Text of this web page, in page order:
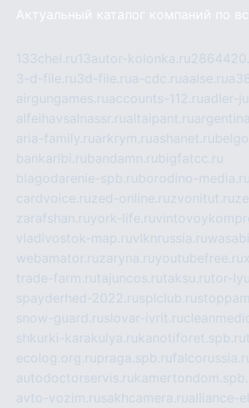
Актуальный каталог компаний по
133chel.ru13autor-kolonka.ru
3-d-file.ru3d-file.rua-cdc.ruaalse.ru
airgungames.ruaccounts-112.ruadler-
alfeihavsalnassr.rualtaipant.ru
aria-family.ruarkrym.ruashanet.ru
bankaribi.rubandamn.rubigfatcc.ru
blagodarenie-spb.ruborodino-media.ru
cardvoice.ruzed-online.ruzvonitut.ru
zarafshan.ruyork-life.ru
vladivostok-map.ruvlknrussia.ru
webamator.ruzaryna.ruyoutubefree.ru
trade-farm.rutajuncos.rutaksu.rutor-
spayderhed-2022.rusplclub.ru
snow-guard.ruslovar-ivrit.ru
shkurki-karakulya.rukanotiforet.spb.ru
ecolog.org.rupraga.spb.ru
autodoctorservis.ru
avto-vozim.rusakhcamera.rualliance-